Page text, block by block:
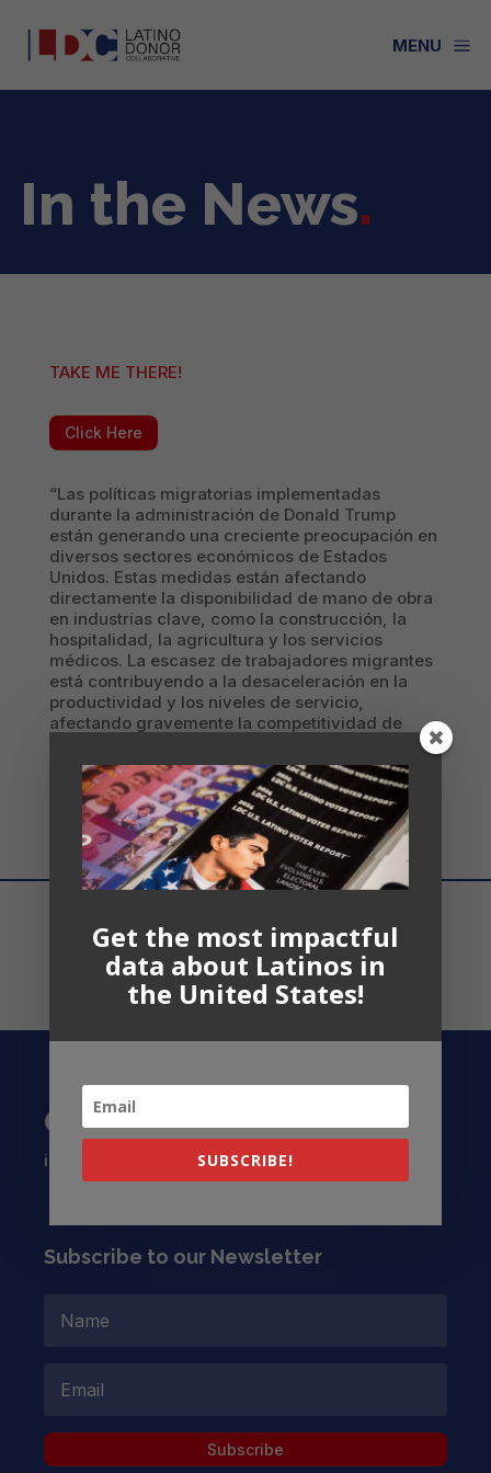
a
MENU
In the News.
TAKE ME THERE!
Click Here
“Las políticas migratorias implementadas
durante la administración de Donald Trump
están generando una creciente preocupación en
diversos sectores económicos de Estados
Unidos. Estas medidas están afectando
directamente la disponibilidad de mano de obra
en industrias clave, como la construcción, la
hospitalidad, la agricultura y los servicios
médicos. La escasez de trabajadores migrantes
está contribuyendo a la desaceleración en la
productividad y los niveles de servicio,
afectando gravemente la competitividad de
Contact US
info@latinocollaborative.org
Subscribe to our Newsletter
Subscribe
Get the most impactful
data about Latinos in
the United States!
SUBSCRIBE!